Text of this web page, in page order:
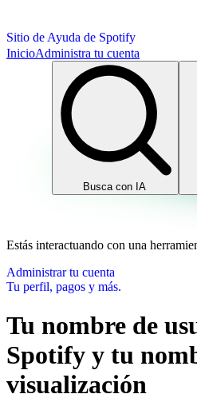
Sitio de Ayuda de Spotify
InicioAdministra tu cuenta
Busca con IA
Estás interactuando con una
Administrar tu cuenta
Tu perfil, pagos y más.
Tu nombre de
Spotify y tu
visualización